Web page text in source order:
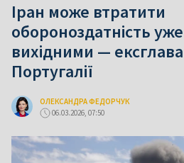
Іран може втратити
обороноздатність
вихідними —
Португалії
ОЛЕКСАНДРА ФЕДОРЧУК
06.03.2026, 07:50